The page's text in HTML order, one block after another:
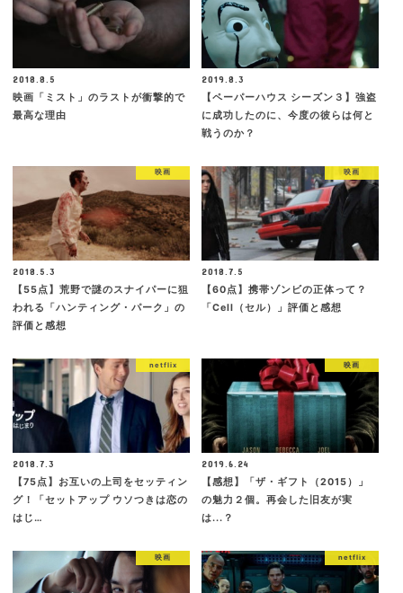
2018.8.5
映画「ミスト」のラストが衝撃的で
最高な理由
2019.8.3
【ペーパーハウス シーズン３】強盗
に成功したのに、今度の彼らは何と
戦うのか？
映画
2018.5.3
【55点】荒野で謎のスナイパーに狙
われる「ハンティング・パーク」の
評価と感想
映画
2018.7.5
【60点】携帯ゾンビの正体って？
「Cell（セル）」評価と感想
netflix
2018.7.3
【75点】お互いの上司をセッティン
グ！「セットアップ ウソつきは恋の
はじ…
映画
2019.6.24
【感想】「ザ・ギフト（2015）」
の魅力２個。再会した旧友が実
は...？
映画 netflix